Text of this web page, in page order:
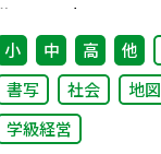
集」の公表について
小 中 高 他
書写
社会 地図
学級経営